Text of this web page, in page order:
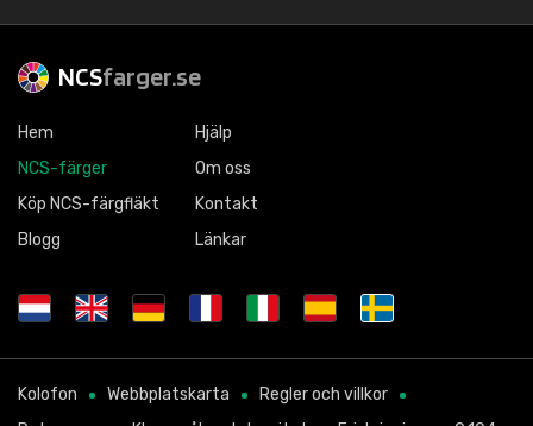
NCSfarger.se
Hem
NCS-färger
Köp NCS-färgfläkt
Blogg
Hjälp
Om oss
Kontakt
Länkar
Kolofon Webbplatskarta
Regler och villkor